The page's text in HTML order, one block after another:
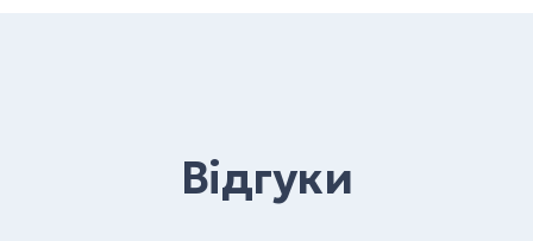
Відгуки